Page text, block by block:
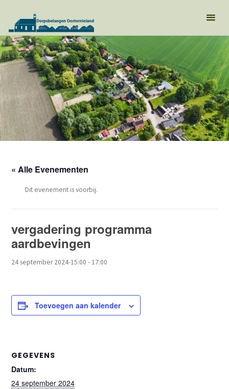
« Alle Evenementen
Dit evenement is voorbij.
vergadering programma
aardbevingen
24 september 2024-15:00 - 17:00
Toevoegen aan kalender
GEGEVENS
Datum:
24 september 2024